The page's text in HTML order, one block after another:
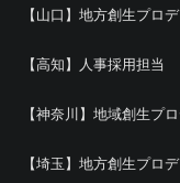
【山口】地方創生プロ
【高知】人事採用担当
【神奈川】地域創生プ
【埼玉】地方創生プロ